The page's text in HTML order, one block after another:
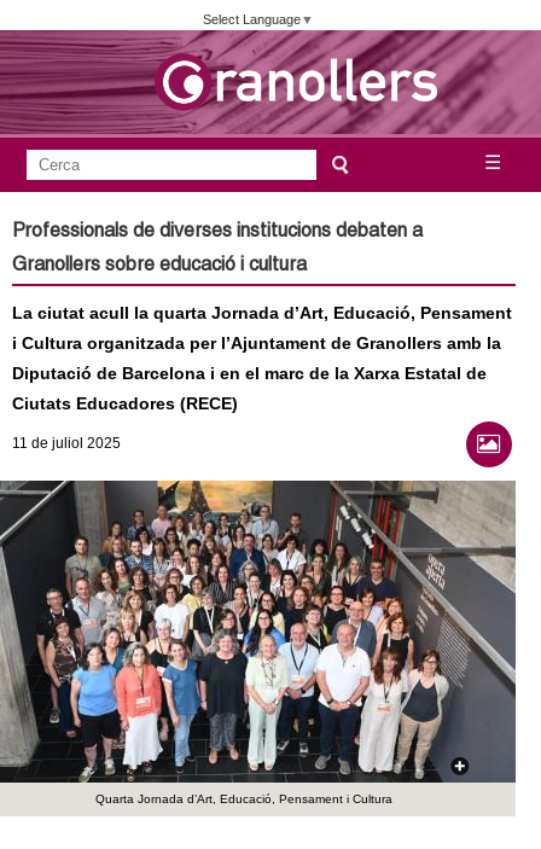
Vés
al
contingut
Select Language▼
u
n
a
e
n
t
d
e
G
☰
F
m
u
l
a
d
e
a
e
r
Professionals de diverses institucions debaten a
Granollers sobre educació i cultura
La ciutat acull la quarta Jornada d’Art, Educació, Pensament
i Cultura organitzada per l’Ajuntament de Granollers amb la
Diputació de Barcelona i en el marc de la Xarxa Estatal de
Ciutats Educadores (RECE)
11 de juliol 2025
Quarta Jornada d’Art, Educació, Pensament i Cultura